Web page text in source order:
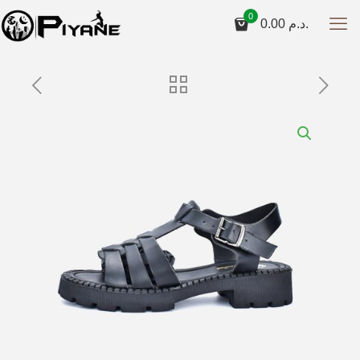
0
0.00 د.م.